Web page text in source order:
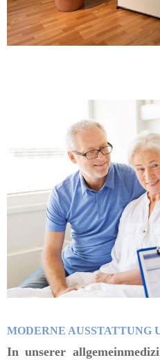
MODERNE AUSSTATTUNG
In unserer